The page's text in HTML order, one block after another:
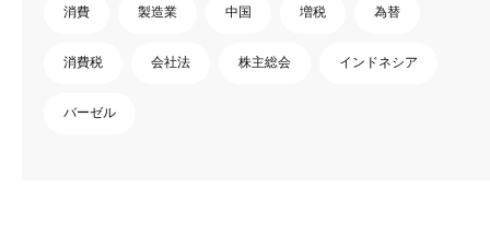
消費 製造業 中国 増税 為替
消費税 会社法 株主総会 インドネシア
バーゼル